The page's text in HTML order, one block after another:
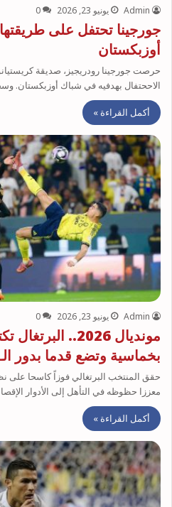
Admin يونيو 23, 2026 0
جورجينا تحتفل على
أوزبكستان
حرصت جورجينا رودريجيز، صديقة
الاححتفال بهدفيه في شباك أوزبكستان.
أكمل القراءة »
Admin يونيو 23, 2026 0
مونديال 2026..
بخماسية وتضع قدما بدور الـ
حقق المنتخب البرتغالي فوزاً كاسحا على
معززا حظوظه في التأهل إلى الأدوار
أكمل القراءة »